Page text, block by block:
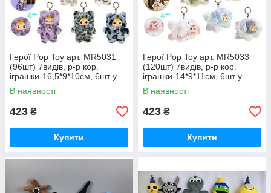
Герої Pop Toy арт. MR5031
(96шт) 7видів, р-р кор.
іграшки-16,5*9*10см, 6шт у
дисплей боксі 40*17*32см
В наявності
423 ₴
Купити
Герої Pop Toy арт. MR5033
(120шт) 7видів, р-р кор.
іграшки-14*9*11см, 6шт у
дисплей боксі 34*18,5*28см
В наявності
423 ₴
Купити